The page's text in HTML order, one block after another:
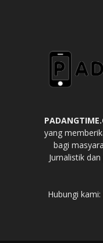
yang
bagi
Jurnalistik
Hubungi kami: